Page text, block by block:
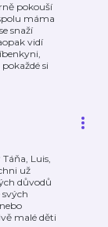
pokouší
máma
snaží
vidí
si
Luis,
už
důvodů
malé děti